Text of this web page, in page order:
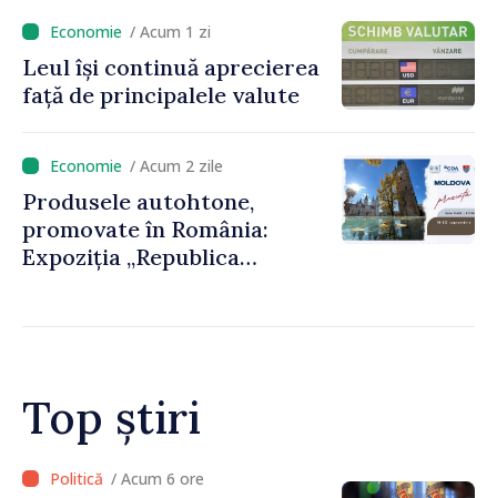
/ Acum 1 zi
Leul își continuă aprecierea
față de principalele valute
/ Acum 2 zile
Produsele autohtone,
promovate în România:
Expoziția „Republica
Top știri
/ Acum 6 ore